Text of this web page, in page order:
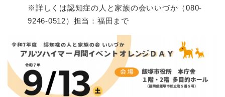
※詳しくは認知症の人と家族の会いいづか（080-
9246-0512）担当：福田まで